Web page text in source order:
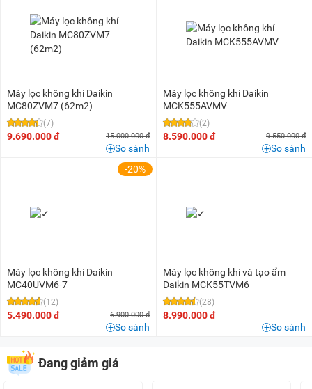
Máy lọc không khí Daikin
MC80ZVM7 (62m2)
(7)
9.690.000 đ 15.000.000 đ
So sánh
Máy lọc không khí Daikin
MCK555AVMV
(2)
8.590.000 đ 9.550.000 đ
So sánh
-20%
Máy lọc không khí Daikin
MC40UVM6-7
(12)
5.490.000 đ 6.900.000 đ
So sánh
Máy lọc không khí và tạo ẩm
Daikin MCK55TVM6
(28)
8.990.000 đ
So sánh
Đang giảm giá